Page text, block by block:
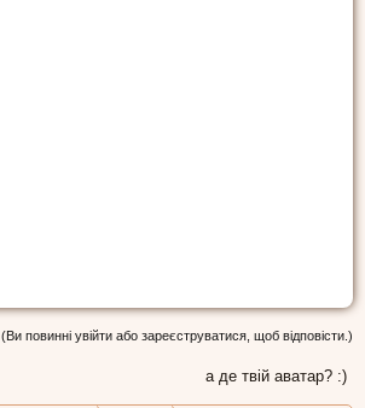
(Ви повинні увійти або зареєструватися, щоб відповісти.)
а де твій аватар? :)